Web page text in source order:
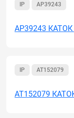
IP AP39243
AP39243
IP AT152079
AT152079